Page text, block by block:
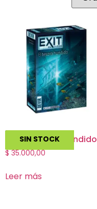
SIN STOCK
Exit: El Tesoro Hundido
$ 35.000,00
Leer más